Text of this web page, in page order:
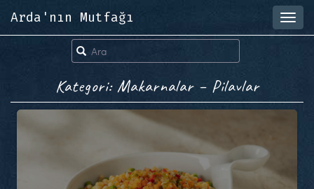
Arda'nın Mutfağı
Kategori: Makarnalar – Pilavlar